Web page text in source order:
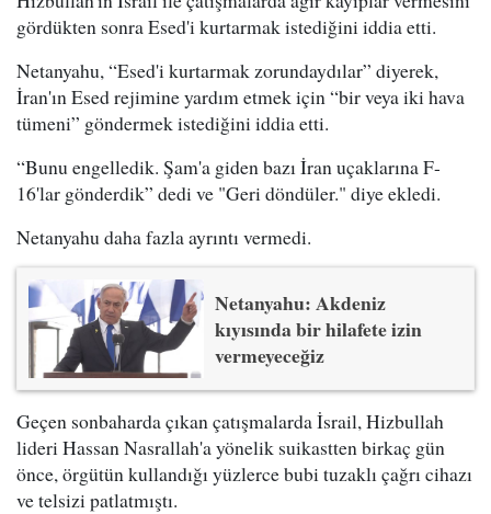
gördükten sonra Esed'i kurtarmak istediğini iddia etti.
Netanyahu, “Esed'i kurtarmak zorundaydılar” diyerek,
İran'ın Esed rejimine yardım etmek için “bir veya iki hava
tümeni” göndermek istediğini iddia etti.
“Bunu engelledik. Şam'a giden bazı İran uçaklarına F-
16'lar gönderdik” dedi ve "Geri döndüler." diye ekledi.
Netanyahu daha fazla ayrıntı vermedi.
Netanyahu: Akdeniz
kıyısında bir hilafete izin
vermeyeceğiz
Geçen sonbaharda çıkan çatışmalarda İsrail, Hizbullah
lideri Hassan Nasrallah'a yönelik suikastten birkaç gün
önce, örgütün kullandığı yüzlerce bubi tuzaklı çağrı cihazı
ve telsizi patlatmıştı.